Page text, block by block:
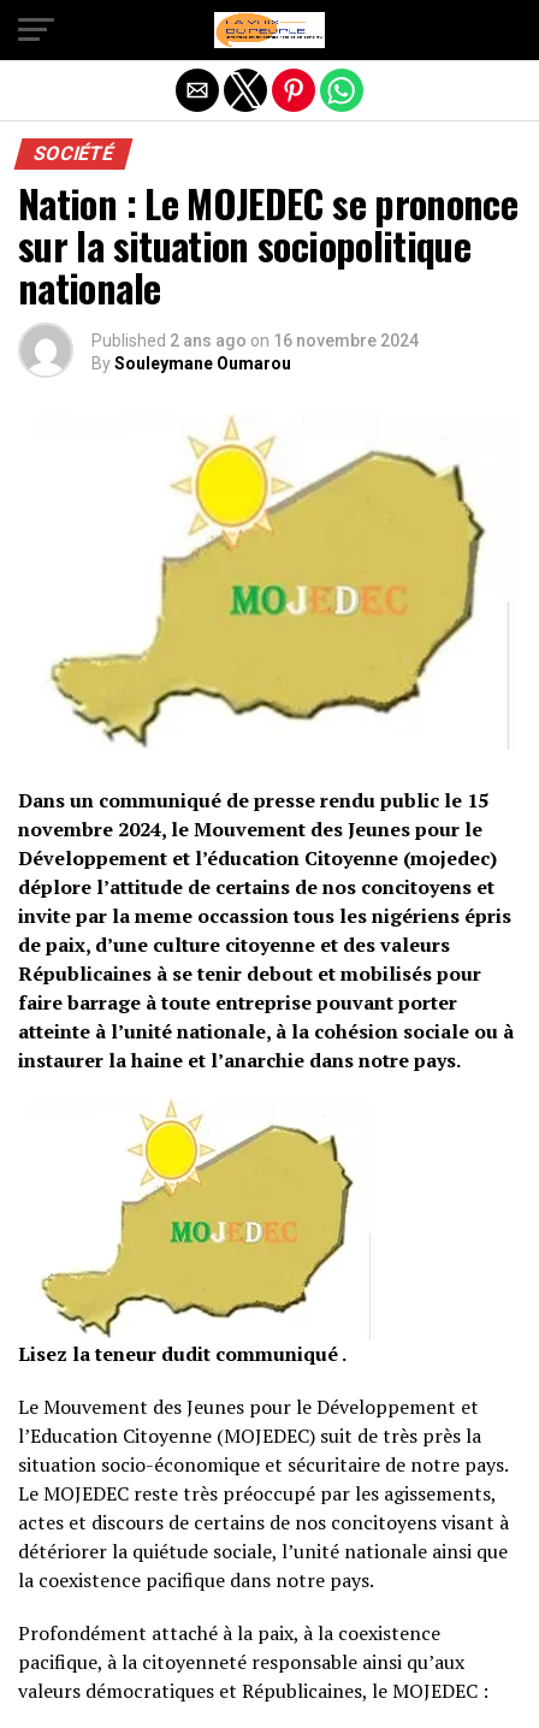
SOCIÉTÉ
Nation : Le MOJEDEC se prononce
sur la situation sociopolitique
nationale
Published 2 ans ago on 16 novembre 2024
BySouleymane Oumarou
Dans un communiqué de presse rendu public le 15
novembre 2024, le Mouvement des Jeunes pour le
Développement et l’éducation Citoyenne (mojedec)
déplore l’attitude de certains de nos concitoyens et
invite par la meme occassion tous les nigériens épris
de paix, d’une culture citoyenne et des valeurs
Républicaines à se tenir debout et mobilisés pour
faire barrage à toute entreprise pouvant porter
atteinte à l’unité nationale, à la cohésion sociale ou à
instaurer la haine et l’anarchie dans notre pays.
Lisez la teneur dudit communiqué .
Le Mouvement des Jeunes pour le Développement et
l’Education Citoyenne (MOJEDEC) suit de très près la
situation socio-économique et sécuritaire de notre pays.
Le MOJEDEC reste très préoccupé par les agissements,
actes et discours de certains de nos concitoyens visant à
détériorer la quiétude sociale, l’unité nationale ainsi que
la coexistence pacifique dans notre pays.
Profondément attaché à la paix, à la coexistence
pacifique, à la citoyenneté responsable ainsi qu’aux
valeurs démocratiques et Républicaines, le MOJEDEC :
Quitter la version mobile